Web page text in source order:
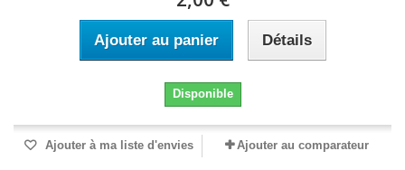
Ajouter au panier Détails
Disponible
Ajouter à ma liste d'envies Ajouter au comparateur